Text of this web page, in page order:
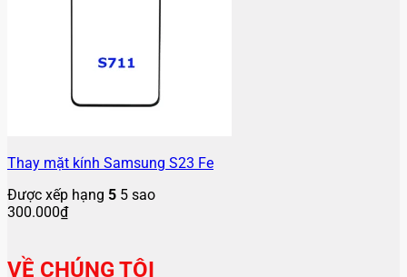
Thay mặt kính Samsung S23 Fe
Được xếp hạng 5 5 sao
300.000₫
VỀ CHÚNG TÔI